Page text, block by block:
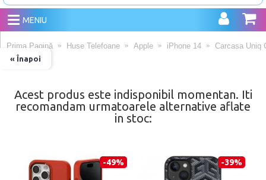
MENIU
« Înapoi
Prima Pagină Huse Telefoane Apple iPhone 14 Carcasa Uniq
Acest produs este indisponibil momentan. Iti
recomandam urmatoarele alternative aflate
in stoc:
-49% -39%